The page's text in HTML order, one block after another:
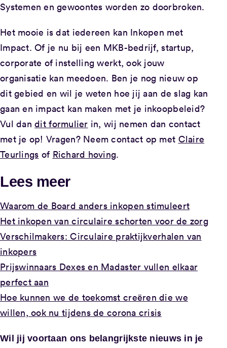
Systemen en gewoontes worden zo doorbroken.
Het mooie is dat iedereen kan Inkopen met
Impact. Of je nu bij een MKB-bedrijf, startup,
corporate of instelling werkt, ook jouw
organisatie kan meedoen. Ben je nog nieuw op
dit gebied en wil je weten hoe jij aan de slag kan
gaan en impact kan maken met je inkoopbeleid?
Vul dandit formulier in, wij nemen dan contact
met je op! Vragen? Neem contact op met Claire
Teurlings of Richard hoving.
Lees meer
Waarom de Board anders inkopen stimuleert
Het inkopen van circulaire schorten voor de zorg
Verschilmakers: Circulaire praktijkverhalen van
inkopers
Prijswinnaars Dexes en Madaster vullen elkaar
perfect aan
Hoe kunnen we de toekomst creëren die we
willen, ook nu tijdens de corona crisis
Wil jij voortaan ons belangrijkste nieuws in je